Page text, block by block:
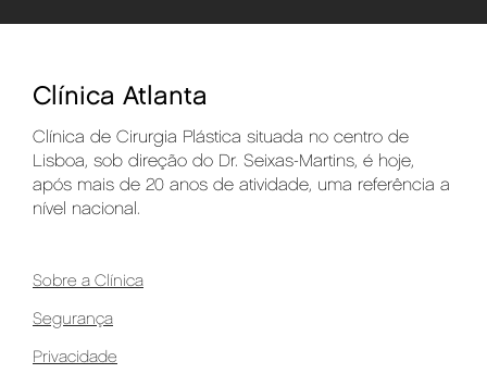
Clínica Atlanta
Clínica de Cirurgia Plástica situada no centro de
Lisboa, sob direção do Dr. Seixas-Martins, é hoje,
após mais de 20 anos de atividade, uma referência a
nível nacional.
Sobre a Clínica
Segurança
Privacidade